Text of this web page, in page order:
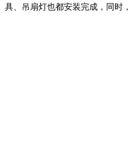
具、吊扇灯也都安装完成，同时